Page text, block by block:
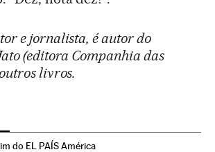
e jornalista, é autor do
(editora Companhia das
livros.
do EL PAÍS América